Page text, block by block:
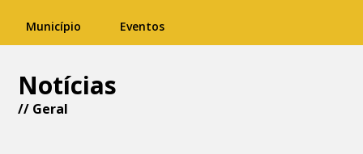
Município Eventos
Notícias
// Geral